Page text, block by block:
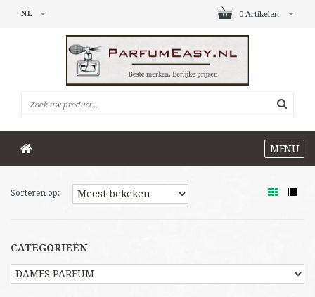
0 Artikelen
NL
MENU
Sorteren op:
CATEGORIEËN